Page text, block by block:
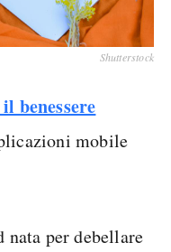
Shutterstock
benessere
mobile
nata per debellare